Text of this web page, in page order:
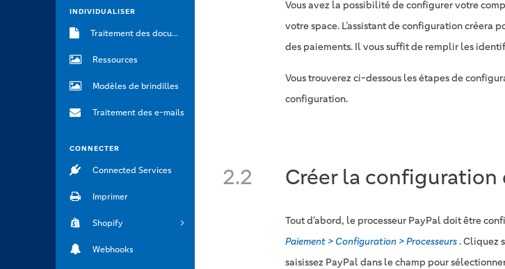
INDIVIDUALISER
Traitement des documents
Ressources
Modèles de brindilles
Traitement des e-mails
CONNECTER
Connected Services
Imprimer
Shopify
Webhooks
Vous avez la possibilité de configurer votre
votre space. L’assistant de configuration créera
des paiements. Il vous suffit de remplir les
Vous trouverez ci-dessous les étapes de
configuration.
2.2 Créer la configuration
Tout d’abord, le processeur PayPal doit être
Paiement > Configuration > Processeurs. Cliquez
saisissez PayPal dans le champ pour